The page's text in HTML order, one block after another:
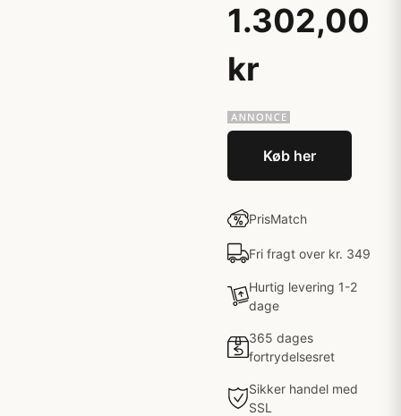
1.302,00
kr
Køb her
PrisMatch
Fri fragt over kr. 349
Hurtig levering 1-2
dage
365 dages
fortrydelsesret
Sikker handel med
SSL